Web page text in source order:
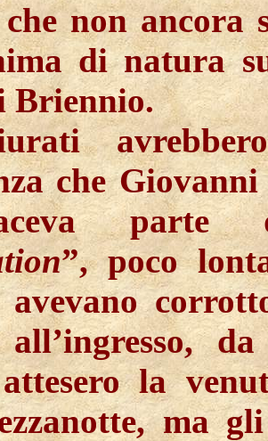
non ancora
di natura
Briennio.
che
parte
”, poco
la
ma